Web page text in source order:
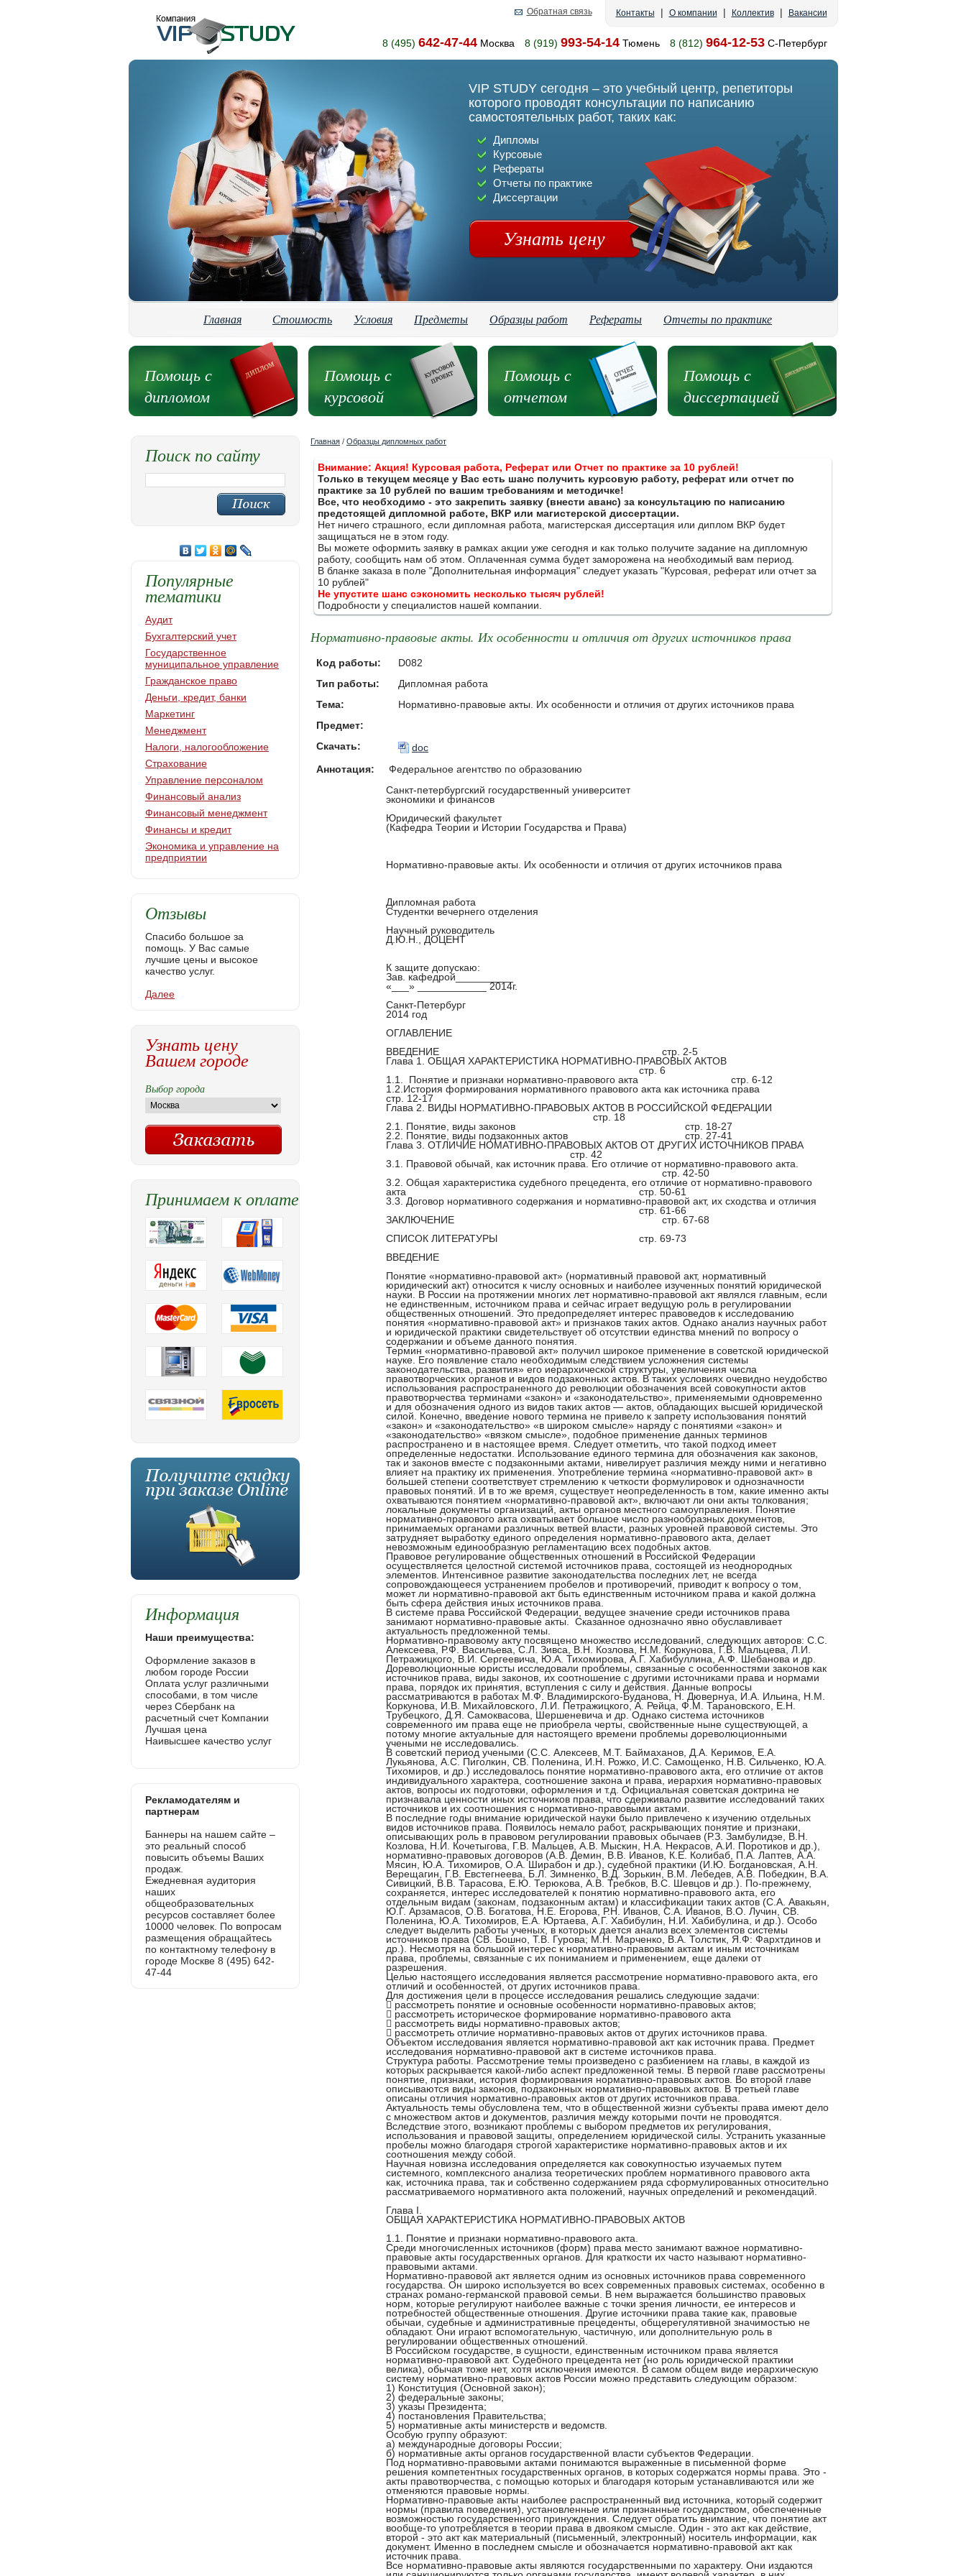
Контакты | О компании | Коллектив| Вакансии
Обратная связь
8 (495) 642-47-44Москва 8 (919) 993-54-14Тюмень 8 (812) 964-12-53С-Петербург
VIP STUDY сегодня – это учебный центр, репетиторы
которого проводят консультации по написанию
самостоятельных работ, таких как:
Дипломы
Курсовые
Рефераты
Отчеты по практике
Диссертации
Узнать цену
Главная Стоимость Условия Предметы Образцы работ Рефераты Отчеты по практике
Помощь с
дипломом
Помощь с
курсовой
Помощь с
отчетом
Помощь с
диссертацией
Главная / Образцы дипломных работ
Внимание: Акция! Курсовая работа, Реферат или Отчет по практике за 10 рублей!
Только в текущем месяце у Вас есть шанс получить курсовую работу, реферат или отчет по
практике за 10 рублей по вашим требованиям и методичке!
Все, что необходимо - это закрепить заявку (внести аванс) за консультацию по написанию
предстоящей дипломной работе, ВКР или магистерской диссертации.
Нет ничего страшного, если дипломная работа, магистерская диссертация или диплом ВКР будет
защищаться не в этом году.
Вы можете оформить заявку в рамках акции уже сегодня и как только получите задание на дипломную
работу, сообщить нам об этом. Оплаченная сумма будет заморожена на необходимый вам период.
В бланке заказа в поле "Дополнительная информация" следует указать "Курсовая, реферат или отчет за
10 рублей"
Не упустите шанс сэкономить несколько тысяч рублей!
Подробности у специалистов нашей компании.
Нормативно-правовые акты. Их особенности и отличия от других источников права
Код работы:
D082
Тип работы:
Дипломная работа
Тема:
Нормативно-правовые акты. Их особенности и отличия от других источников права
Предмет:
Скачать:
doc
Аннотация:
Федеральное агентство по образованию
Санкт-петербургский государственный университет
экономики и финансов
Юридический факультет
(Кафедра Теории и Истории Государства и Права)
Нормативно-правовые акты. Их особенности и отличия от других источников права
Дипломная работа
Студентки вечернего отделения
Научный руководитель
Д.Ю.Н., ДОЦЕНТ
К защите допускаю:
Зав. кафедрой__________
«___» ____________ 2014г.
Санкт-Петербург
2014 год
ОГЛАВЛЕНИЕ
ВВЕДЕНИЕ
стр. 2-5
Глава 1. ОБЩАЯ ХАРАКТЕРИСТИКА НОРМАТИВНО-ПРАВОВЫХ АКТОВ
стр. 6
1.1.
Понятие и признаки нормативно-правового акта
стр. 6-12
1.2.История формирования нормативного правового акта как источника права
стр. 12-17
Глава 2. ВИДЫ НОРМАТИВНО-ПРАВОВЫХ АКТОВ В РОССИЙСКОЙ ФЕДЕРАЦИИ
стр. 18
2.1. Понятие, виды законов
стр. 18-27
2.2. Понятие, виды подзаконных актов
стр. 27-41
Глава 3. ОТЛИЧИЕ НОМАТИВНО-ПРАВОВЫХ АКТОВ ОТ ДРУГИХ ИСТОЧНИКОВ ПРАВА
стр. 42
3.1. Правовой обычай, как источник права. Его отличие от нормативно-правового акта.
стр. 42-50
3.2. Общая характеристика судебного прецедента, его отличие от нормативно-правового
акта
стр. 50-61
3.3. Договор нормативного содержания и нормативно-правовой акт, их сходства и отличия
стр. 61-66
ЗАКЛЮЧЕНИЕ
стр. 67-68
СПИСОК ЛИТЕРАТУРЫ
стр. 69-73
ВВЕДЕНИЕ
Понятие «нормативно-правовой акт» (нормативный правовой акт, нормативный
юридический акт) относится к числу основных и наиболее изученных понятий юридической
науки. В России на протяжении многих лет нормативно-правовой акт являлся главным, если
не единственным, источником права и сейчас играет ведущую роль в регулировании
общественных отношений. Это предопределяет интерес правоведов к исследованию
понятия «нормативно-правовой акт» и признаков таких актов. Однако анализ научных работ
и юридической практики свидетельствует об отсутствии единства мнений по вопросу о
содержании и объеме данного понятия.
Термин «нормативно-правовой акт» получил широкое применение в советской юридической
науке. Его появление стало необходимым следствием усложнения системы
законодательства, развития» его иерархической структуры, увеличения числа
правотворческих органов и видов подзаконных актов. В таких условиях очевидно неудобство
использования распространенного до революции обозначения всей совокупности актов
правотворчества терминами «закон» и «законодательство», применяемыми одновременно
и для обозначения одного из видов таких актов — актов, обладающих высшей юридической
силой. Конечно, введение нового термина не привело к запрету использования понятий
«закон» и «законодательство» «в широком смысле» наряду с понятиями «закон» и
«законодательство» «вязком смысле», подобное применение данных терминов
распространено и в настоящее время. Следует отметить, что такой подход имеет
определенные недостатки. Использование единого термина для обозначения как законов,
так и законов вместе с подзаконными актами, нивелирует различия между ними и негативно
влияет на практику их применения. Употребление термина «нормативно-правовой акт» в
большей степени соответствует стремлению к четкости формулировок и однозначности
правовых понятий. И в то же время, существует неопределенность в том, какие именно акты
охватываются понятием «нормативно-правовой акт», включают ли они акты толкования;
локальные документы организаций, акты органов местного самоуправления. Понятие
нормативно-правового акта охватывает большое число разнообразных документов,
принимаемых органами различных ветвей власти, разных уровней правовой системы. Это
затрудняет выработку единого определения нормативно-правового акта, делает
невозможным единообразную регламентацию всех подобных актов.
Правовое регулирование общественных отношений в Российской Федерации
осуществляется целостной системой источников права, состоящей из неоднородных
элементов. Интенсивное развитие законодательства последних лет, не всегда
сопровождающееся устранением пробелов и противоречий, приводит к вопросу о том,
может ли нормативно-правовой акт быть единственным источником права и какой должна
быть сфера действия иных источников права.
В системе права Российской Федерации, ведущее значение среди источников права
занимают нормативно-правовые акты. Сказанное однозначно явно обуславливает
актуальность предложенной темы.
Нормативно-правовому акту посвящено множество исследований, следующих авторов: С.С.
Алексеева, Р.Ф. Васильева, С.Л. Зивса, В.Н. Козлова, Н.М. Коркунова, Г.В. Мальцева, Л.И.
Петражицкого, В.И. Сергеевича, Ю.А. Тихомирова, А.Г. Хабибуллина, А.Ф. Шебанова и др.
Дореволюционные юристы исследовали проблемы, связанные с особенностями законов как
источников права, виды законов, их соотношение с другими источниками права и нормами
права, порядок их принятия, вступления с силу и действия. Данные вопросы
рассматриваются в работах М.Ф. Владимирского-Буданова, Н. Дювернуа, И.А. Ильина, Н.М.
Коркунова, И.В. Михайловского, Л.И. Петражицкого, А. Рейца, Ф.М. Тарановского, Е.Н.
Трубецкого, Д.Я. Самоквасова, Шершеневича и др. Однако система источников
современного им права еще не приобрела черты, свойственные ныне существующей, а
потому многие актуальные для настоящего времени проблемы дореволюционными
учеными не исследовались.
В советский период учеными (С.С. Алексеев, М.Т. Баймаханов, Д.А. Керимов, Е.А.
Лукьянова, А.С. Пиголкин, СВ. Поленина, И.Н. Рожко, И.С. Самощенко, Н.В. Сильченко, Ю.А.
Тихомиров, и др.) исследовалось понятие нормативно-правового акта, его отличие от актов
индивидуального характера, соотношение закона и права, иерархия нормативно-правовых
актов, вопросы их подготовки, оформления и т.д. Официальная советская доктрина не
признавала ценности иных источников права, что сдерживало развитие исследований таких
источников и их соотношения с нормативно-правовыми актами.
В последние годы внимание юридической науки было привлечено к изучению отдельных
видов источников права. Появилось немало работ, раскрывающих понятие и признаки,
описывающих роль в правовом регулировании правовых обычаев (Р.З. Замбулидзе, В.Н.
Козлова, Н.И. Кочетыгова, Г.В. Мальцев, А.В. Мыскин, Н.А. Некрасов, А.И. Поротиков и др.),
нормативно-правовых договоров (А.В. Демин, В.В. Иванов, К.Е. Колибаб, П.А. Лаптев, А.А.
Мясин, Ю.А. Тихомиров, О.А. Ширабон и др.), судебной практики (И.Ю. Богдановская, А.Н.
Верещагин, Г.В. Евстегнеева, Б.Л. Зимненко, В.Д. Зорькин, В.М. Лебедев, А.В. Победкин, В.А.
Сивицкий, В.В. Тарасова, Е.Ю. Терюкова, А.В. Требков, B.C. Шевцов и др.). По-прежнему,
сохраняется, интерес исследователей к понятию нормативно-правового акта, его
отдельным видам (законам, подзаконным актам) и классификации таких актов (С.А. Авакьян,
Ю.Г. Арзамасов, О.В. Богатова, Н.Е. Егорова, Р.Н. Иванов, С.А. Иванов, В.О. Лучин, СВ.
Поленина, Ю.А. Тихомиров, Е.А. Юртаева, А.Г. Хабибулин, Н.И. Хабибулина, и др.). Особо
следует выделить работы ученых, в которых дается анализ всех элементов системы
источников права (СВ. Бошно, Т.В. Гурова; М.Н. Марченко, В.А. Толстик, Я.Ф: Фархтдинов и
др.). Несмотря на большой интерес к нормативно-правовым актам и иным источникам
права, проблемы, связанные с их пониманием и применением, еще далеки от
разрешения.
Целью настоящего исследования является рассмотрение нормативно-правового акта, его
отличий и особенностей, от других источников права.
Для достижения цели в процессе исследования решались следующие задачи:
 рассмотреть понятие и основные особенности нормативно-правовых актов;
 рассмотреть историческое формирование нормативно-правового акта
 рассмотреть виды нормативно-правовых актов;
 рассмотреть отличие нормативно-правовых актов от других источников права.
Объектом исследования является нормативно-правовой акт как источник права. Предмет
исследования нормативно-правовой акт в системе источников права.
Структура работы. Рассмотрение темы произведено с разбиением на главы, в каждой из
которых раскрывается какой-либо аспект предложенной темы. В первой главе рассмотрены
понятие, признаки, история формирования нормативно-правовых актов. Во второй главе
описываются виды законов, подзаконных нормативно-правовых актов. В третьей главе
описаны отличия нормативно-правовых актов от других источников права.
Актуальность темы обусловлена тем, что в общественной жизни субъекты права имеют дело
с множеством актов и документов, различия между которыми почти не проводятся.
Вследствие этого, возникают проблемы с выбором предметов их регулирования,
использования и правовой защиты, определением юридической силы. Устранить указанные
пробелы можно благодаря строгой характеристике нормативно-правовых актов и их
соотношения между собой.
Научная новизна исследования определяется как совокупностью изучаемых путем
системного, комплексного анализа теоретических проблем нормативного правового акта
как, источника права, так и собственно содержанием ряда сформулированных относительно
рассматриваемого нормативного акта положений, научных определений и рекомендаций.
Глава I.
ОБЩАЯ ХАРАКТЕРИСТИКА НОРМАТИВНО-ПРАВОВЫХ АКТОВ
1.1. Понятие и признаки нормативно-правового акта.
Среди многочисленных источников (форм) права место занимают важное нормативно-
правовые акты государственных органов. Для краткости их часто называют нормативно-
правовыми актами.
Нормативно-правовой акт является одним из основных источников права современного
государства. Он широко используется во всех современных правовых системах, особенно в
странах романо-германской правовой семьи. В нем выражается большинство правовых
норм, которые регулируют наиболее важные с точки зрения личности, ее интересов и
потребностей общественные отношения. Другие источники права такие как, правовые
обычаи, судебные и административные прецеденты, общерегулятивной значимостью не
обладают. Они играют вспомогательную, частичную, или дополнительную роль в
регулировании общественных отношений.
В Российском государстве, в сущности, единственным источником права является
нормативно-правовой акт. Судебного прецедента нет (но роль юридической практики
велика), обычая тоже нет, хотя исключения имеются. В самом общем виде иерархическую
систему нормативно-правовых актов России можно представить следующим образом:
1) Конституция (Основной закон);
2) федеральные законы;
3) указы Президента;
4) постановления Правительства;
5) нормативные акты министерств и ведомств.
Особую группу образуют:
а) международные договоры России;
б) нормативные акты органов государственной власти субъектов Федерации.
Под нормативно-правовыми актами понимаются выраженные в письменной форме
решения компетентных государственных органов, в которых содержатся нормы права. Это -
акты правотворчества, с помощью которых и благодаря которым устанавливаются или же
отменяются правовые нормы.
Нормативно-правовые акты наиболее распространенный вид источника, который содержит
нормы (правила поведения), установленные или признанные государством, обеспеченные
возможностью государственного принуждения. Следует обратить внимание, что понятие акт
вообще-то употребляется в теории права в двояком смысле. Один - это акт как действие,
второй - это акт как материальный (письменный, электронный) носитель информации, как
документ. Именно в последнем смысле и обозначается нормативно-правовой акт как
источник права.
Все нормативно-правовые акты являются государственными по характеру. Они издаются
Поиск по сайту
Популярные
тематики
Аудит
Бухгалтерский учет
Государственное
муниципальное управление
Гражданское право
Деньги, кредит, банки
Маркетинг
Менеджмент
Налоги, налогообложение
Страхование
Управление персоналом
Финансовый анализ
Финансовый менеджмент
Финансы и кредит
Экономика и управление на
предприятии
Отзывы
Спасибо большое за
помощь. У Вас самые
лучшие цены и высокое
качество услуг.
Далее
Узнать цену
Вашем городе
Выбор города
Принимаем к оплате
Информация
Наши преимущества:
Оформление заказов в
любом городе России
Оплата услуг различными
способами, в том числе
через Сбербанк на
расчетный счет Компании
Лучшая цена
Наивысшее качество услуг
Рекламодателям и
партнерам
Баннеры на нашем сайте –
это реальный способ
повысить объемы Ваших
продаж.
Ежедневная аудитория
наших
общеобразовательных
ресурсов составляет более
10000 человек. По вопросам
размещения обращайтесь
по контактному телефону в
городе Москве 8 (495) 642-
47-44